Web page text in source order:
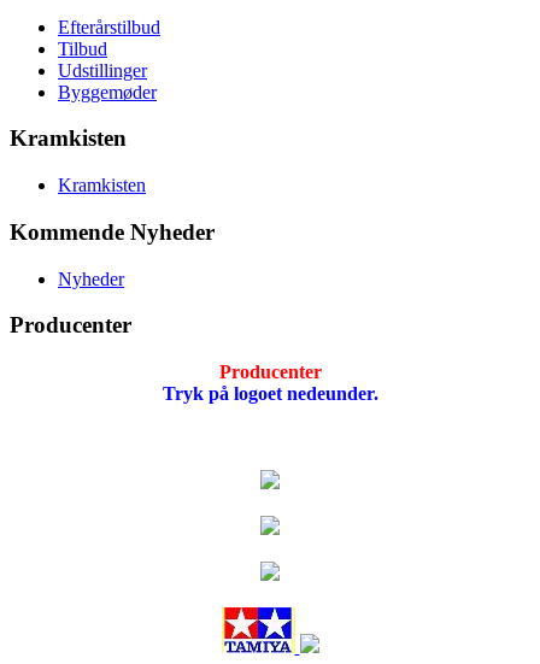
Efterårstilbud
Tilbud
Udstillinger
Byggemøder
Kramkisten
Kramkisten
Kommende Nyheder
Nyheder
Producenter
Producenter
Tryk på logoet nedeunder.